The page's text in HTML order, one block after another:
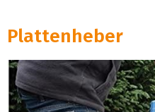
Plattenheber